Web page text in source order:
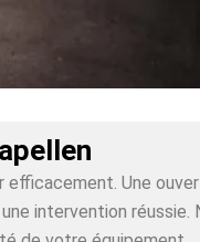
efficacement. Une
intervention réussie.